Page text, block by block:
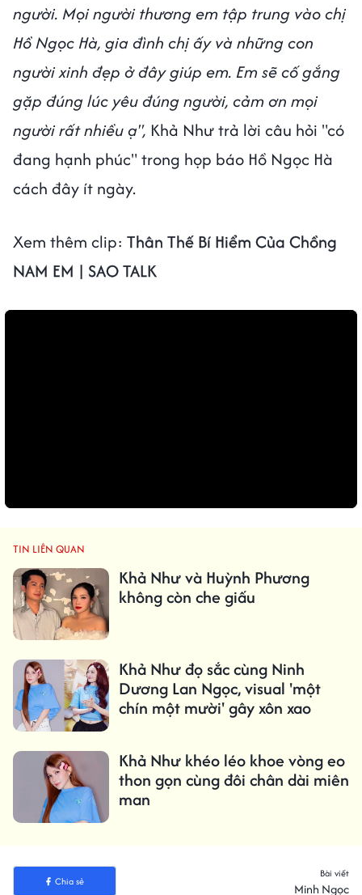
người. Mọi người thương em tập trung vào chị
Hồ Ngọc Hà, gia đình chị ấy và những con
người xinh đẹp ở đây giúp em. Em sẽ cố gắng
gặp đúng lúc yêu đúng người, cảm ơn mọi
người rất nhiều ạ", Khả Như trả lời câu hỏi "có
đang hạnh phúc" trong họp báo Hồ Ngọc Hà
cách đây ít ngày.
Xem thêm clip: Thân Thế Bí Hiểm Của Chồng
NAM EM | SAO TALK
TIN LIÊN QUAN
Khả Như và Huỳnh Phương
không còn che giấu
Khả Như đọ sắc cùng Ninh
Dương Lan Ngọc, visual 'một
chín một mười' gây xôn xao
Khả Như khéo léo khoe vòng eo
thon gọn cùng đôi chân dài miên
man
Chia sẻ
Bài viết
Minh Ngọc